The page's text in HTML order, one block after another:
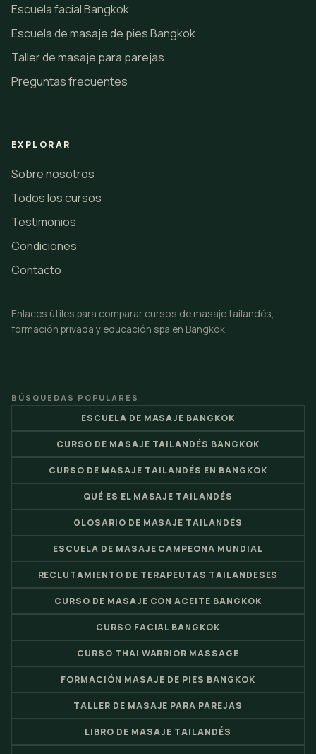
Escuela facial Bangkok
Escuela de masaje de pies Bangkok
Taller de masaje para parejas
Preguntas frecuentes
EXPLORAR
Sobre nosotros
Todos los cursos
Testimonios
Condiciones
Contacto
Enlaces útiles para comparar cursos de masaje tailandés,
formación privada y educación spa en Bangkok.
BÚSQUEDAS POPULARES
ESCUELA DE MASAJE BANGKOK
CURSO DE MASAJE TAILANDÉS BANGKOK
CURSO DE MASAJE TAILANDÉS EN BANGKOK
QUÉ ES EL MASAJE TAILANDÉS
GLOSARIO DE MASAJE TAILANDÉS
ESCUELA DE MASAJE CAMPEONA MUNDIAL
RECLUTAMIENTO DE TERAPEUTAS TAILANDESES
CURSO DE MASAJE CON ACEITE BANGKOK
CURSO FACIAL BANGKOK
CURSO THAI WARRIOR MASSAGE
FORMACIÓN MASAJE DE PIES BANGKOK
TALLER DE MASAJE PARA PAREJAS
LIBRO DE MASAJE TAILANDÉS